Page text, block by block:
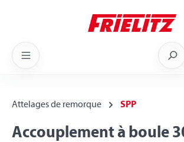
Attelages de remorque SPP
Accouplement à boule